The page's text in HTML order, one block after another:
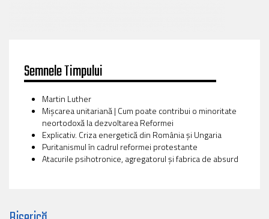
Semnele Timpului
Martin Luther
Mișcarea unitariană | Cum poate contribui o minoritate
neortodoxă la dezvoltarea Reformei
Explicativ. Criza energetică din România și Ungaria
Puritanismul în cadrul reformei protestante
Atacurile psihotronice, agregatorul și fabrica de absurd